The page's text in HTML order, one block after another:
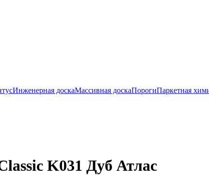
Инженерная доскаМассивная доскаПорогиПаркетная
K031 Дуб Атлас